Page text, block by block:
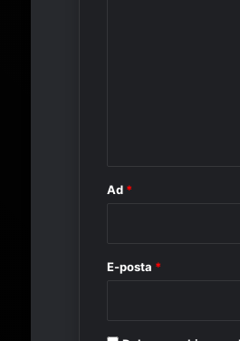
Ad *
E-posta *